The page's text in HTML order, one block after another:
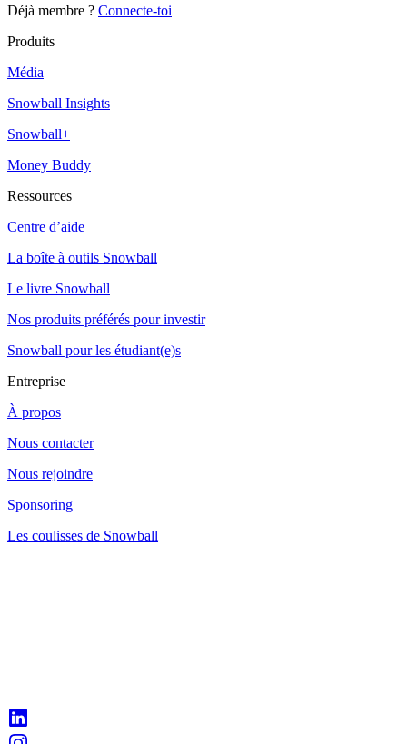
Déjà membre ? Connecte-toi
Produits
Média
Snowball Insights
Snowball+
Money Buddy
Ressources
Centre d’aide
La boîte à outils Snowball
Le livre Snowball
Nos produits préférés pour investir
Snowball pour les étudiant(e)s
Entreprise
À propos
Nous contacter
Nous rejoindre
Sponsoring
Les coulisses de Snowball